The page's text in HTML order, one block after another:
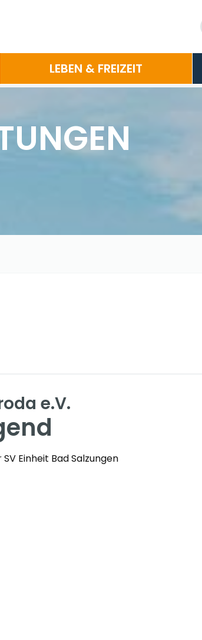
LEBEN & FREIZEIT
e.V.
Einheit Bad Salzungen